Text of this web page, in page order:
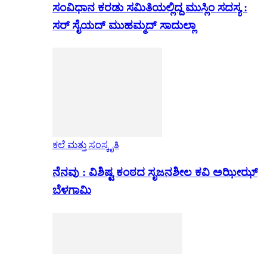
ಸಂವಿಧಾನ ಕರಡು ಸಮಿತಿಯಲ್ಲಿದ್ದ ಮುಸ್ಲಿಂ ಸದಸ್ಯ :
ಸರ್ ಸೈಯದ್ ಮುಹಮ್ಮದ್ ಸಾದುಲ್ಲಾ
ಕಲೆ ಮತ್ತು ಸಂಸ್ಕೃತಿ
ನೆನವು : ವಿಶಿಷ್ಟ ಕಂಠದ ಸೃಜನಶೀಲ ಕವಿ ಅಝೀಝ್
ಬೆಳಗಾಮಿ